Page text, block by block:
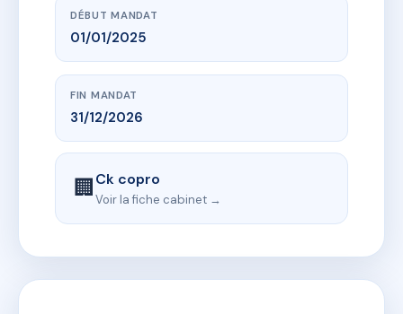
DÉBUT MANDAT
01/01/2025
FIN MANDAT
31/12/2026
🏢Ck copro
Voir la fiche cabinet →